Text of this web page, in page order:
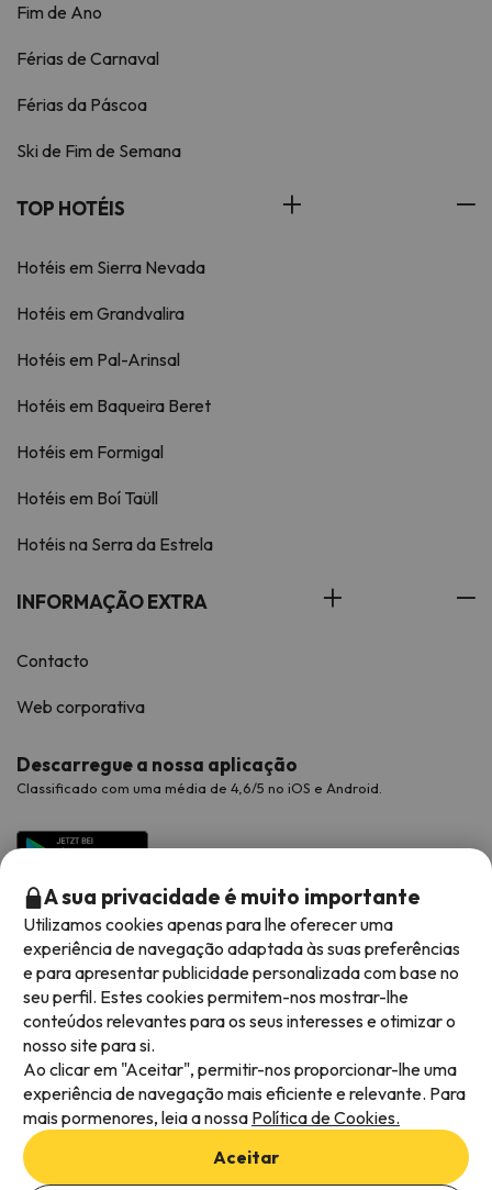
Fim de Ano
Férias de Carnaval
Férias da Páscoa
Ski de Fim de Semana
TOP HOTÉIS
Hotéis em Sierra Nevada
Hotéis em Grandvalira
Hotéis em Pal-Arinsal
Hotéis em Baqueira Beret
Hotéis em Formigal
Hotéis em Boí Taüll
Hotéis na Serra da Estrela
INFORMAÇÃO EXTRA
Contacto
Web corporativa
Descarregue a nossa aplicação
Classificado com uma média de 4,6/5 no iOS e Android.
Métodos de pagamento disponíveis
Termos e condições gerais
Privacidade dos dados
A sua privacidade é muito importante
Utilizamos cookies apenas para lhe oferecer uma
experiência de navegação adaptada às suas preferências
e para apresentar publicidade personalizada com base no
seu perfil. Estes cookies permitem-nos mostrar-lhe
conteúdos relevantes para os seus interesses e otimizar o
nosso site para si.
Ao clicar em "Aceitar", permitir-nos proporcionar-lhe uma
experiência de navegação mais eficiente e relevante. Para
mais pormenores, leia a nossa Política de Cookies.
Aceitar